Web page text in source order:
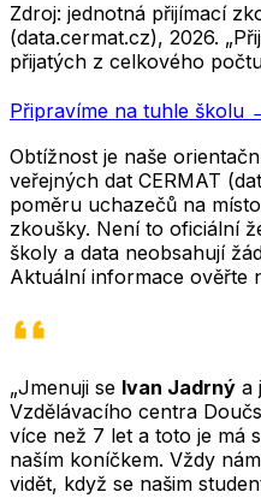
Zdroj: jednotná přijímací
(data.cermat.cz), 2026.
přijatých z celkového
Připravíme na tuhle školu
Obtížnost je naše
veřejných dat CERMAT
poměru uchazečů na
zkoušky. Není to oficiální
školy a data neobsahují
Aktuální informace ověřte
„Jmenuji se Ivan Jadrný a
Vzdělávacího centra
více než 7 let a toto je má
naším koníčkem. Vždy
vidět, když se našim